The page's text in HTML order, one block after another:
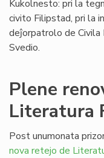
Kukolnesto: pri la
civito Filipstad, pri la
deĵorpatrolo de
Svedio.
Plene
Literatura
Post unumonata
nova retejo de